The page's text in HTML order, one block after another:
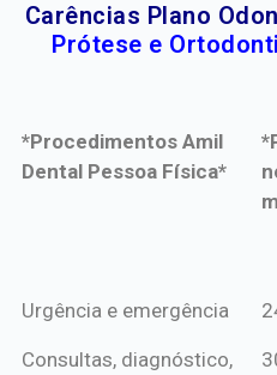
Carências Plano
Prótese e
*Procedimentos Amil
Dental Pessoa Física*
*Procedimentos Amil
Urgência e emergência
Consultas, diagnóstico,